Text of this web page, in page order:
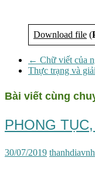
Download file (
← Chữ viết của
Thực trạng và
Bài viết cùng
PHONG
30/07/2019 thanhdiavnh